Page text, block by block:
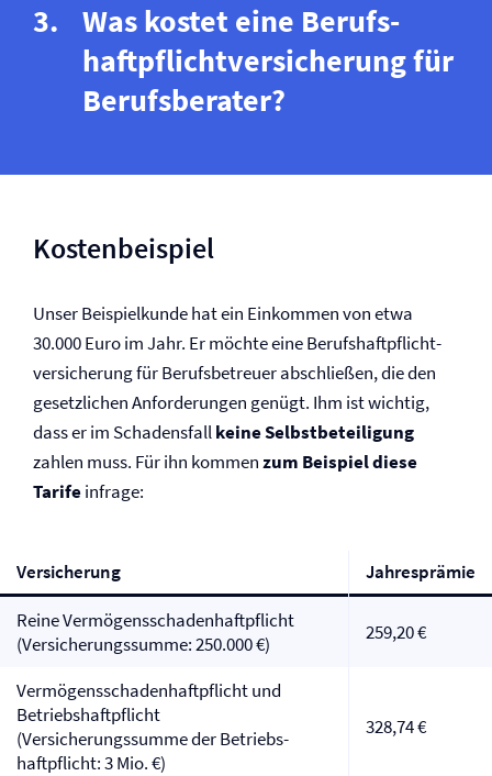
Was kostet eine Berufs­
haftpflicht­versicherung für
Berufsberater?
Kostenbeispiel
Unser Beispielkunde hat ein Einkommen von etwa
30.000 Euro im Jahr. Er möchte eine Berufs­haftpflicht­
versicherung für Berufsbetreuer abschließen, die den
gesetzlichen Anforderungen genügt. Ihm ist wichtig,
dass er im Schadensfallkeine Selbst­beteiligung
zahlen muss. Für ihn kommenzum Beispiel diese
Tarifeinfrage:
Versicherung
Jahresprämie
Reine Vermögensschaden­haftpflicht
(Versicherungssumme: 250.000 €)
259,20 €
Vermögensschaden­haftpflicht und
Betriebs­haftpflicht
(Versicherungssumme der Betriebs­
haftpflicht: 3 Mio. €)
328,74 €